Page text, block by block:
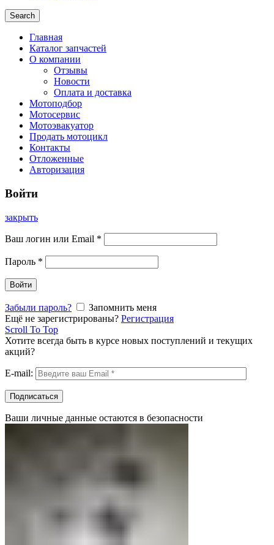
Search
Главная
Каталог запчастей
О компании
Отзывы
Новости
Оплата и доставка
Мотоподбор
Мотосервис
Мотоэвакуатор
Продать мотоцикл
Контакты
Отложенные
Авторизация
Войти
закрыть
Ваш логин или Email *
Пароль *
Войти
Забыли пароль?
Запомнить меня
Ещё не зарегистрированы? Регистрация
Scroll To Top
Хотите всегда быть в курсе новых поступлений и текущих
акций?
E-mail:
Ваши личные данные остаются в безопасности